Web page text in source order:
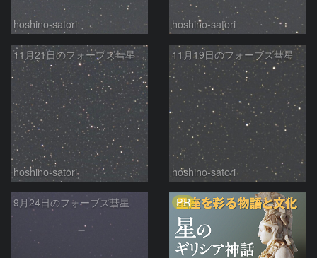
hoshino-satori hoshino-satori
11月21日のフォーブズ彗星
hoshino-satori
11月19日のフォーブズ彗星
hoshino-satori
9月24日のフォーブズ彗星 PR